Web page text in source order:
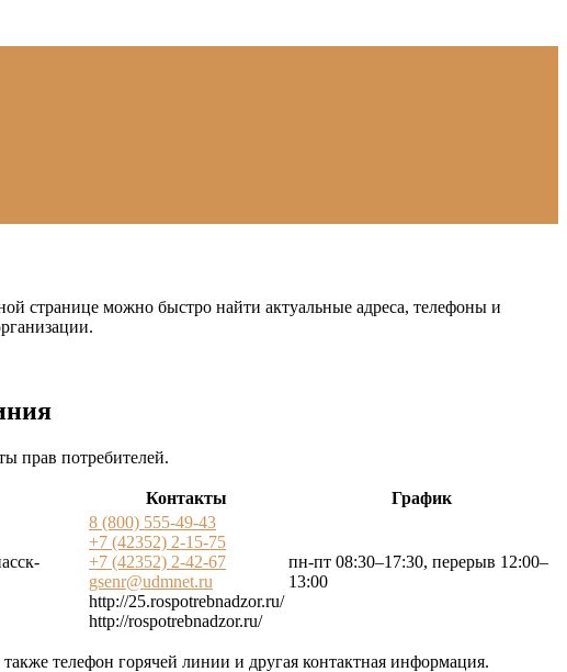
странице можно быстро найти актуальные адреса, телефоны и
прав потребителей.
Контакты График
8 (800) 555-49-43
+7 (42352) 2-15-75
+7 (42352) 2-42-67
gsenr@udmnet.ru
http://25.rospotrebnadzor.ru/
http://rospotrebnadzor.ru/
пн-пт 08:30–17:30, перерыв 12:00–
13:00
телефон горячей линии и другая контактная информация.